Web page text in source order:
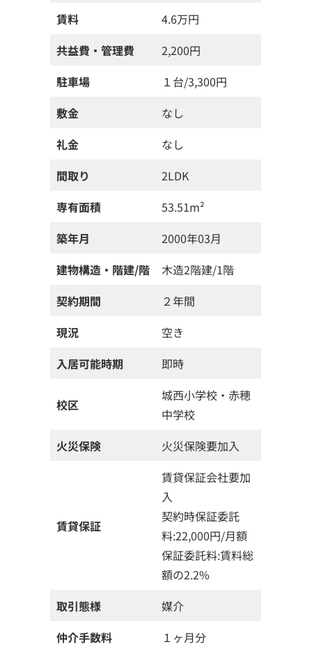
賃料
4.6万円
共益費・管理費
2,200円
駐車場
１台/3,300円
敷金
なし
礼金
なし
間取り
2LDK
専有面積
53.51m²
築年月
2000年03月
建物構造・階建/階
木造2階建/1階
契約期間
２年間
現況
空き
入居可能時期
即時
校区
城西小学校・赤穂
中学校
火災保険
火災保険要加入
賃貸保証
賃貸保証会社要加
入
契約時保証委託
料:22,000円/月額
保証委託料:賃料総
額の2.2%
取引態様
媒介
仲介手数料
１ヶ月分